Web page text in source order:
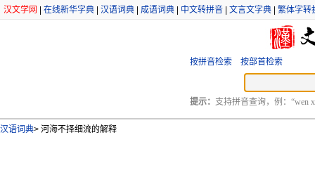
汉文学网 在线新华字典 汉语词典 成语词典 中文转拼音 文言文字典 繁体字转
按拼音检索 按部首检索
提示： 支持拼音查询，例：“wen
汉语词典> 河海不择细流的解释